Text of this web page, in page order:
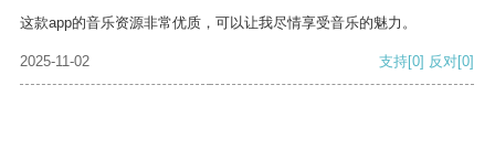
这款app的音乐资源非常优质，可以让我尽情享受音乐的魅力。
2025-11-02 支持[0] 反对[0]